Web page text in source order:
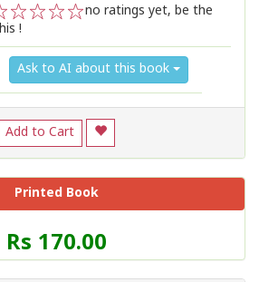
2
no ratings yet, be the
!
Ask to AI about this book
Add to Cart
Printed Book
Price
of
Rs 170.00